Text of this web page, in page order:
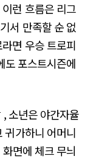
런 흐름은 리그
서 만족할 순 없
면 우승 트로피
도 포스트시즌에
소년은 야간자율
귀가하니 어머니
면에 체크 무늬